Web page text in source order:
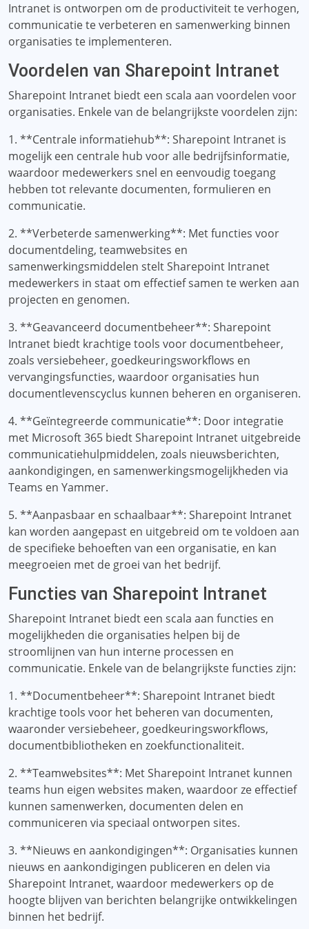
Intranet is ontworpen om de productiviteit te verhogen,
communicatie te verbeteren en samenwerking binnen
organisaties te implementeren.
Voordelen van Sharepoint Intranet
Sharepoint Intranet biedt een scala aan voordelen voor
organisaties. Enkele van de belangrijkste voordelen zijn:
1. **Centrale informatiehub**: Sharepoint Intranet is
mogelijk een centrale hub voor alle bedrijfsinformatie,
waardoor medewerkers snel en eenvoudig toegang
hebben tot relevante documenten, formulieren en
communicatie.
2. **Verbeterde samenwerking**: Met functies voor
documentdeling, teamwebsites en
samenwerkingsmiddelen stelt Sharepoint Intranet
medewerkers in staat om effectief samen te werken aan
projecten en genomen.
3. **Geavanceerd documentbeheer**: Sharepoint
Intranet biedt krachtige tools voor documentbeheer,
zoals versiebeheer, goedkeuringsworkflows en
vervangingsfuncties, waardoor organisaties hun
documentlevenscyclus kunnen beheren en organiseren.
4. **Geïntegreerde communicatie**: Door integratie
met Microsoft 365 biedt Sharepoint Intranet uitgebreide
communicatiehulpmiddelen, zoals nieuwsberichten,
aankondigingen, en samenwerkingsmogelijkheden via
Teams en Yammer.
5. **Aanpasbaar en schaalbaar**: Sharepoint Intranet
kan worden aangepast en uitgebreid om te voldoen aan
de specifieke behoeften van een organisatie, en kan
meegroeien met de groei van het bedrijf.
Functies van Sharepoint Intranet
Sharepoint Intranet biedt een scala aan functies en
mogelijkheden die organisaties helpen bij de
stroomlijnen van hun interne processen en
communicatie. Enkele van de belangrijkste functies zijn:
1. **Documentbeheer**: Sharepoint Intranet biedt
krachtige tools voor het beheren van documenten,
waaronder versiebeheer, goedkeuringsworkflows,
documentbibliotheken en zoekfunctionaliteit.
2. **Teamwebsites**: Met Sharepoint Intranet kunnen
teams hun eigen websites maken, waardoor ze effectief
kunnen samenwerken, documenten delen en
communiceren via speciaal ontworpen sites.
3. **Nieuws en aankondigingen**: Organisaties kunnen
nieuws en aankondigingen publiceren en delen via
Sharepoint Intranet, waardoor medewerkers op de
hoogte blijven van berichten belangrijke ontwikkelingen
binnen het bedrijf.